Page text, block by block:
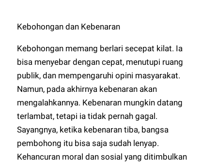
Kebohongan dan Kebenaran
Kebohongan memang berlari secepat kilat. Ia
bisa menyebar dengan cepat, menutupi ruang
publik, dan mempengaruhi opini masyarakat.
Namun, pada akhirnya kebenaran akan
mengalahkannya. Kebenaran mungkin datang
terlambat, tetapi ia tidak pernah gagal.
Sayangnya, ketika kebenaran tiba, bangsa
pembohong itu bisa saja sudah lenyap.
Kehancuran moral dan sosial yang ditimbulkan